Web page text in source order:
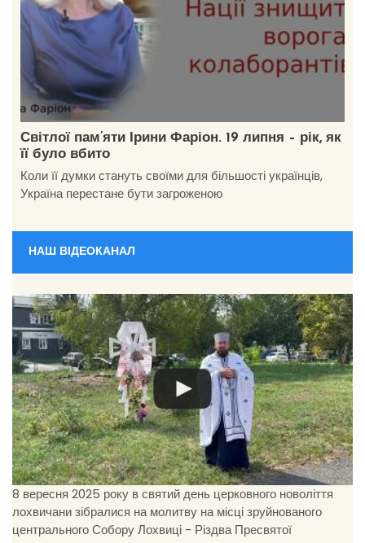
Світлої пам’яти Ірини Фаріон. 19 липня – рік, як
її було вбито
Коли її думки стануть своїми для більшості українців,
Україна перестане бути загроженою
НАШ ВІДЕОКАНАЛ
8 вересня 2025 року в святий день церковного новоліття
лохвичани зібралися на молитву на місці зруйнованого
центрального Собору Лохвиці - Різдва Пресвятої